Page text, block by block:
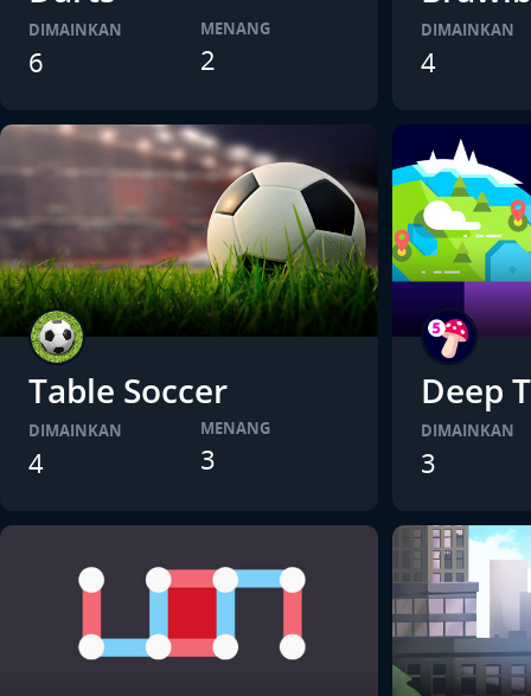
DIMAINKAN
6
MENANG
2
DIMAINKAN
4
Table Soccer
DIMAINKAN
4
MENANG
3
Deep
DIMAINKAN
3